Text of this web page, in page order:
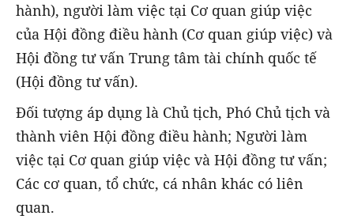
hành), người làm việc tại Cơ quan giúp việc
của Hội đồng điều hành (Cơ quan giúp việc) và
Hội đồng tư vấn Trung tâm tài chính quốc tế
(Hội đồng tư vấn).
Đối tượng áp dụng là Chủ tịch, Phó Chủ tịch và
thành viên Hội đồng điều hành; Người làm
việc tại Cơ quan giúp việc và Hội đồng tư vấn;
Các cơ quan, tổ chức, cá nhân khác có liên
quan.